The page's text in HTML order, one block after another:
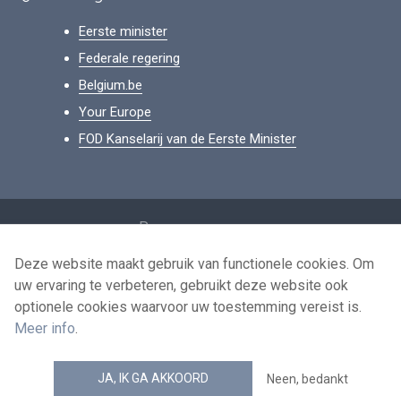
Eerste minister
Federale regering
Belgium.be
Your Europe
FOD Kanselarij van de Eerste Minister
Persoonsgegevens
Voorwaarden voor het hergebruik
Contacteer ons
news.belgium RSS feed
Deze website maakt gebruik van functionele cookies. Om
uw ervaring te verbeteren, gebruikt deze website ook
optionele cookies waarvoor uw toestemming vereist is.
Meer info.
JA, IK GA AKKOORD Neen, bedankt